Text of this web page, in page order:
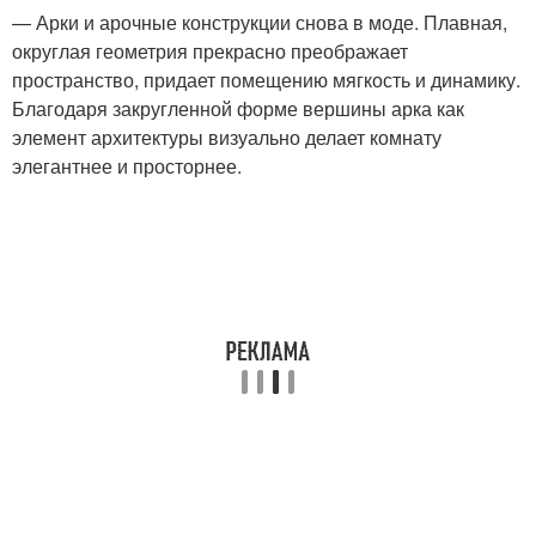
— Арки и арочные конструкции снова в моде. Плавная,
округлая геометрия прекрасно преображает
пространство, придает помещению мягкость и динамику.
Благодаря закругленной форме вершины арка как
элемент архитектуры визуально делает комнату
элегантнее и просторнее.